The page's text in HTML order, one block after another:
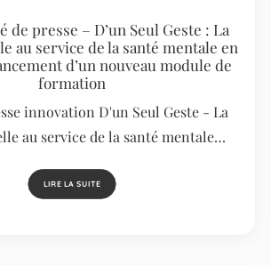
de presse – D’un Seul Geste : La
au service de la santé mentale en
d’un nouveau module de
formation
innovation D'un Seul Geste - La
au service de la santé mentale…
LIRE LA SUITE